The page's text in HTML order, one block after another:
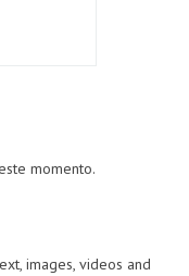
momento.
images, videos and